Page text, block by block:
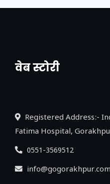
वेब स्टोरी
नया एक्सप्रेसवे:
Registered Address:-
Fatima Hospital,
0551-3569512
info@gogorakhpur.com